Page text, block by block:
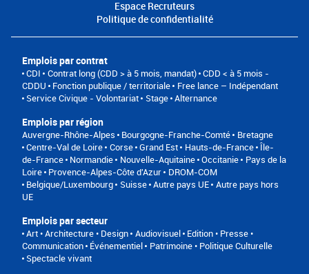
Espace Recruteurs
Politique de confidentialité
Emplois par contrat
CDI Contrat long (CDD > à 5 mois, mandat) CDD < à 5 mois -
CDDU
Fonction publique / territoriale
Free lance – Indépendant
Service Civique - Volontariat
Stage Alternance
Emplois par région
Auvergne-Rhône-Alpes Bourgogne-Franche-Comté
Bretagne
Centre-Val de Loire Corse Grand Est Hauts-de-France Île-
de-France Normandie Nouvelle-Aquitaine Occitanie
Pays de la
Loire Provence-Alpes-Côte d'Azur
DROM-COM
Belgique/Luxembourg
Suisse Autre pays UE Autre pays hors
UE
Emplois par secteur
Art • Architecture • Design Audiovisuel Edition • Presse •
Communication Événementiel
Patrimoine • Politique Culturelle
Spectacle vivant